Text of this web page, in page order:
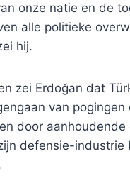
onze natie en de
alle politieke
hij.
zei Erdoğan dat
van pogingen
door aanhoudende
defensie-industrie